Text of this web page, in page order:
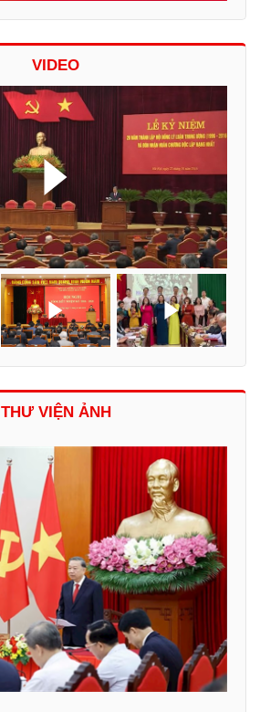
VIDEO
THƯ VIỆN ẢNH